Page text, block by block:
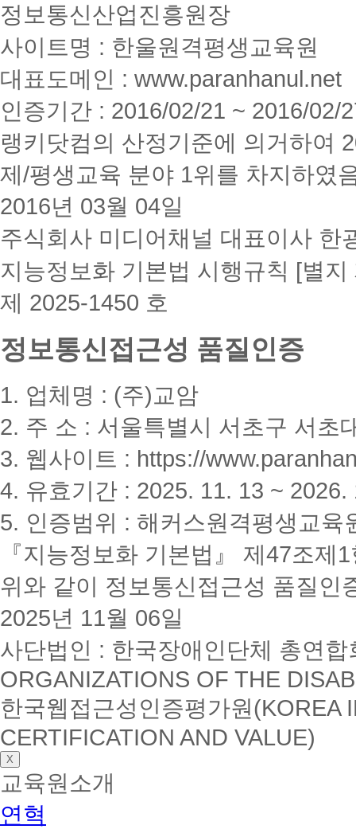
정보통신산업진흥원장
사이트명 : 한울원격평생교육원
대표도메인 : www.paranhanul.net
인증기간 : 2016/02/21 ~ 2016/02/
랭키닷컴의 산정기준에 의거하여
제/평생교육 분야 1위를 차지하였
2016년 03월 04일
주식회사 미디어채널 대표이사 한
지능정보화 기본법 시행규칙 [별지
제 2025-1450 호
정보통신접근성 품질인증
1. 업체명 : (주)교암
2. 주 소 : 서울특별시 서초구 서초
3. 웹사이트 : https://
4. 유효기간 : 2025. 11. 13 ~ 2026.
5. 인증범위 : 해커스원격평생교육
『지능정보화 기본법』 제47조
위와 같이 정보통신접근성 품질인
2025년 11월 06일
사단법인 : 한국장애인단체 총연
ORGANIZATIONS OF THE
한국웹접근성인증평가원(KOREA
CERTIFICATION AND VALUE)
X
교육원소개
연혁